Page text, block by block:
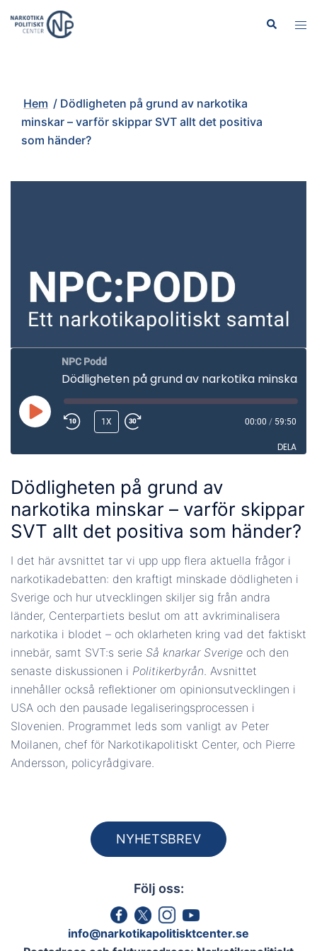
Sök
Slå
Hem / Dödligheten på grund av narkotika
minskar – varför skippar SVT allt det positiva
som händer?
NPC Podd
Dödligheten på grund av narkotika minskar – varför skippar SVT allt det positiva som händer?
SPELA
AVSNITT
1X 00:00 / 59:50
DELA
DELA
LÄNK
BÄDDA IN
Dödligheten på grund av
narkotika minskar – varför skippar
SVT allt det positiva som händer?
I det här avsnittet tar vi upp upp flera aktuella frågor i
narkotikadebatten: den kraftigt minskade dödligheten i
Sverige och hur utvecklingen skiljer sig från andra
länder, Centerpartiets beslut om att avkriminalisera
narkotika i blodet – och oklarheten kring vad det faktiskt
innebär, samt SVT:s serie Så knarkar Sverige och den
senaste diskussionen i Politikerbyrån . Avsnittet
innehåller också reflektioner om opinionsutvecklingen i
USA och den pausade legaliseringsprocessen i
Slovenien. Programmet leds som vanligt av Peter
Moilanen, chef för Narkotikapolitiskt Center, och Pierre
Andersson, policyrådgivare.
NYHETSBREV
Följ oss:
info@narkotikapolitisktcenter.se